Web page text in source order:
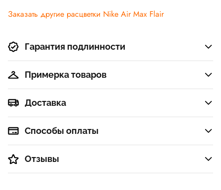
красно-
Заказать другие расцветки Nike Air Max Flair
Гарантия подлинности
Примерка товаров
Доставка
Способы оплаты
Отзывы